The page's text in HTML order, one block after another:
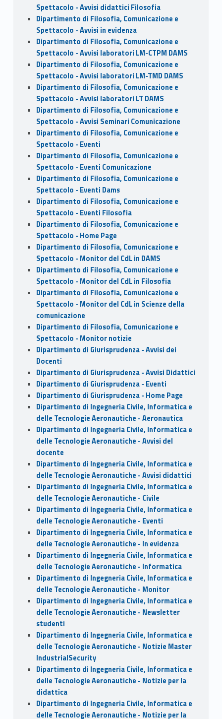
Spettacolo - Avvisi didattici Filosofia
Dipartimento di Filosofia, Comunicazione e
Spettacolo - Avvisi in evidenza
Dipartimento di Filosofia, Comunicazione e
Spettacolo - Avvisi laboratori LM-CTPM DAMS
Dipartimento di Filosofia, Comunicazione e
Spettacolo - Avvisi laboratori LM-TMD DAMS
Dipartimento di Filosofia, Comunicazione e
Spettacolo - Avvisi laboratori LT DAMS
Dipartimento di Filosofia, Comunicazione e
Spettacolo - Avvisi Seminari Comunicazione
Dipartimento di Filosofia, Comunicazione e
Spettacolo - Eventi
Dipartimento di Filosofia, Comunicazione e
Spettacolo - Eventi Comunicazione
Dipartimento di Filosofia, Comunicazione e
Spettacolo - Eventi Dams
Dipartimento di Filosofia, Comunicazione e
Spettacolo - Eventi Filosofia
Dipartimento di Filosofia, Comunicazione e
Spettacolo - Home Page
Dipartimento di Filosofia, Comunicazione e
Spettacolo - Monitor del CdL in DAMS
Dipartimento di Filosofia, Comunicazione e
Spettacolo - Monitor del CdL in Filosofia
Dipartimento di Filosofia, Comunicazione e
Spettacolo - Monitor del CdL in Scienze della
comunicazione
Dipartimento di Filosofia, Comunicazione e
Spettacolo - Monitor notizie
Dipartimento di Giurisprudenza - Avvisi dei
Docenti
Dipartimento di Giurisprudenza - Avvisi Didattici
Dipartimento di Giurisprudenza - Eventi
Dipartimento di Giurisprudenza - Home Page
Dipartimento di Ingegneria Civile, Informatica e
delle Tecnologie Aeronautiche - Aeronautica
Dipartimento di Ingegneria Civile, Informatica e
delle Tecnologie Aeronautiche - Avvisi del
docente
Dipartimento di Ingegneria Civile, Informatica e
delle Tecnologie Aeronautiche - Avvisi didattici
Dipartimento di Ingegneria Civile, Informatica e
delle Tecnologie Aeronautiche - Civile
Dipartimento di Ingegneria Civile, Informatica e
delle Tecnologie Aeronautiche - Eventi
Dipartimento di Ingegneria Civile, Informatica e
delle Tecnologie Aeronautiche - In evidenza
Dipartimento di Ingegneria Civile, Informatica e
delle Tecnologie Aeronautiche - Informatica
Dipartimento di Ingegneria Civile, Informatica e
delle Tecnologie Aeronautiche - Monitor
Dipartimento di Ingegneria Civile, Informatica e
delle Tecnologie Aeronautiche - Newsletter
studenti
Dipartimento di Ingegneria Civile, Informatica e
delle Tecnologie Aeronautiche - Notizie Master
IndustrialSecurity
Dipartimento di Ingegneria Civile, Informatica e
delle Tecnologie Aeronautiche - Notizie per la
didattica
Dipartimento di Ingegneria Civile, Informatica e
delle Tecnologie Aeronautiche - Notizie per la